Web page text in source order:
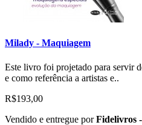
Milady - Maquiagem
Este livro foi projetado para servir
e como referência a artistas e..
R$193,00
Vendido e entregue porFidelivros